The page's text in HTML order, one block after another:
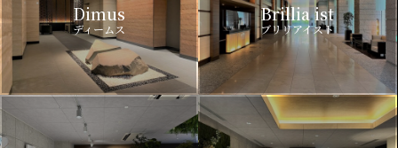
Dimus
ディームス
Brillia ist
ブリリアイスト